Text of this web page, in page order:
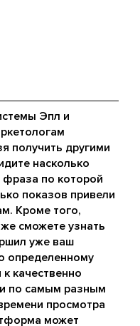
Эпл и
получить другими
насколько
по которой
показов привели
Кроме того,
сможете узнать
уже ваш
определенному
качественно
по самым разным
просмотра
может